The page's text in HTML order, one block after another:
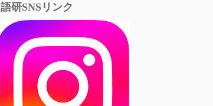
語研SNSリンク